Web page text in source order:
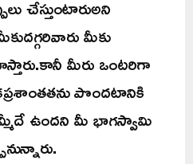
చేస్తుంటారుఅని
మీకు
మీరు ఒంటరిగా
పొందటానికి
ఉందని మీ భాగస్వామి